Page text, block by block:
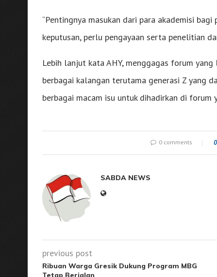
“Pentingnya masukan dari para akademisi
keputusan, perlu pengayaan serta penelitian
Lebih lanjut kata AHY, menggagas forum
berbagai kalangan terutama generasi Z yang
berbagai macam isu untuk dihadirkan di forum
0 comments 0
SABDA NEWS
previous post
Ribuan Warga Gresik Dukung Program MBG
Tetap Berjalan